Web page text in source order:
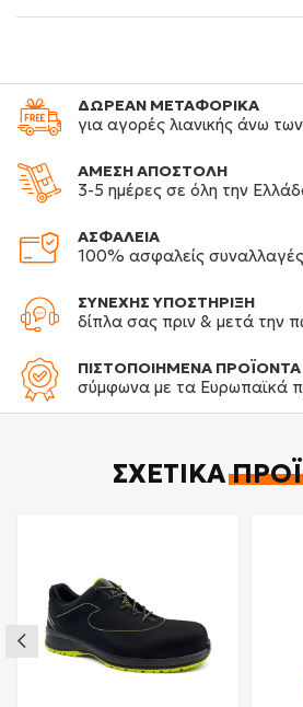
ΔΩΡΕΑΝ ΜΕΤΑΦΟΡΙΚΑ
για αγορές λιανικής άνω
ΑΜΕΣΗ ΑΠΟΣΤΟΛΗ
3-5 ημέρες σε όλη την
ΑΣΦΑΛΕΙΑ
100% ασφαλείς συναλλαγές
ΣΥΝΕΧΗΣ ΥΠΟΣΤΗΡΙΞΗ
δίπλα σας πριν & μετά την
ΠΙΣΤΟΠΟΙΗΜΕΝΑ ΠΡΟΪΟΝΤΑ
σύμφωνα με τα Ευρωπαϊκά
ΣΧΕΤΙΚΆ